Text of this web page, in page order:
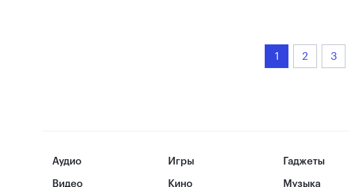
1 2 3
Аудио
Видео
Игры
Кино
Гаджеты
Музыка